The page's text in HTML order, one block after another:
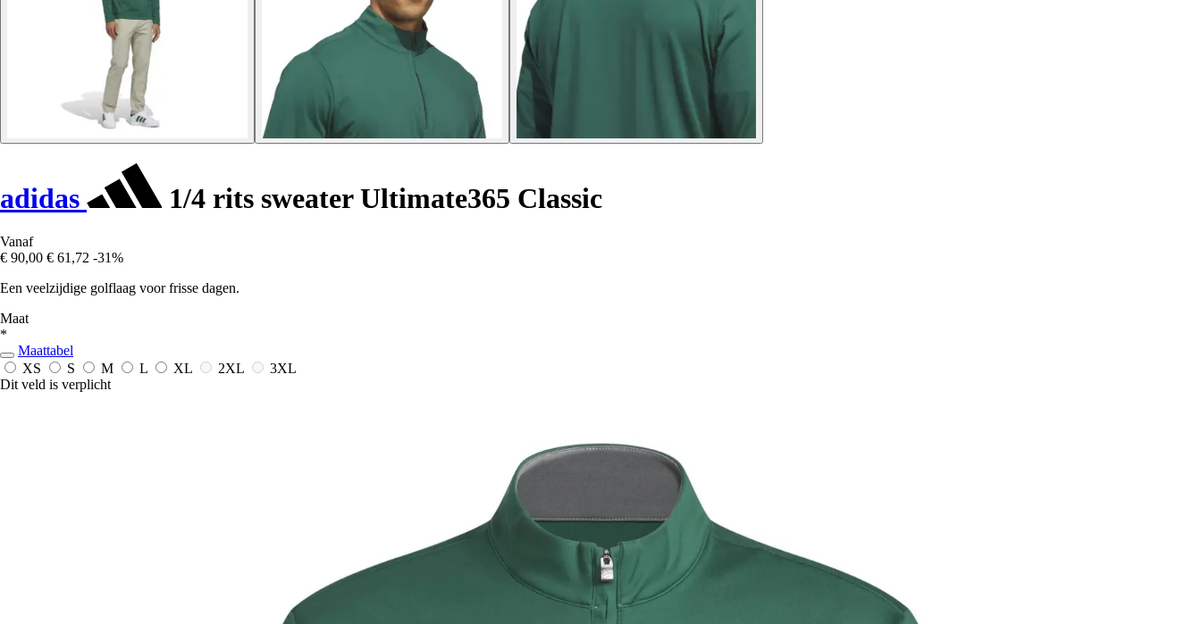
adidas 1/4 rits sweater Ultimate365 Classic
Vanaf
€ 90,00 € 61,72 -31%
Een veelzijdige golflaag voor frisse dagen.
Maat
*
Maattabel
XS
S M L XL 2XL
3XL
Dit veld is verplicht